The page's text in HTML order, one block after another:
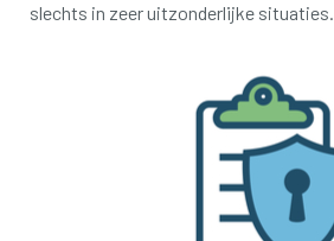
slechts in zeer uitzonderlijke situaties.